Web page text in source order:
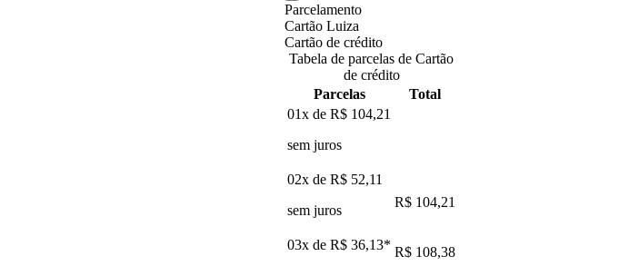
Parcelamento
Cartão Luiza
Cartão de crédito
Tabela de parcelas de Cartão
de crédito
Parcelas
Total
01x de R$ 104,21
sem juros
02x de R$ 52,11
sem juros
R$ 104,21
03x de R$ 36,13* R$ 108,38